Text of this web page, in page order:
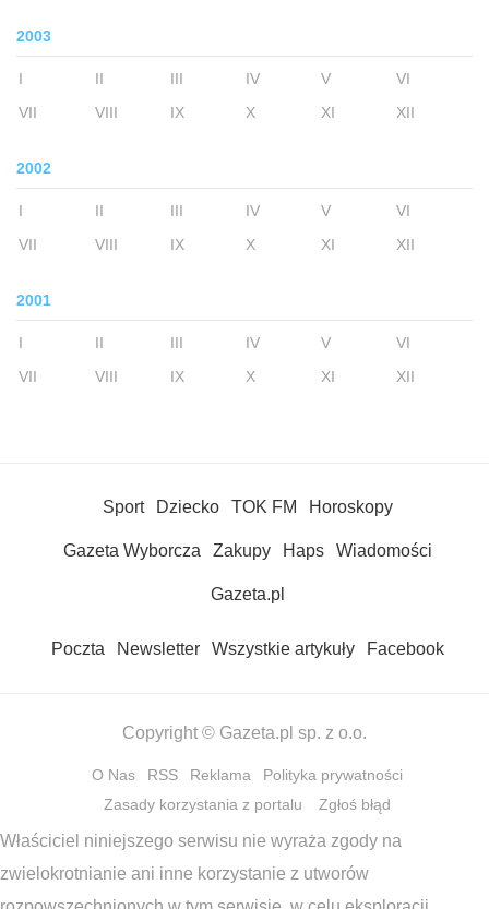
2003
I II III IV V
VI
VII
VIII IX X XI XII
2002
I II III IV V
VI
VII
VIII IX X XI XII
2001
I II III IV V
VI
VII
VIII IX X XI XII
Sport Dziecko TOK FM Horoskopy
Gazeta Wyborcza Zakupy Haps Wiadomości
Gazeta.pl
Poczta Newsletter Wszystkie artykuły Facebook
Copyright © Gazeta.pl sp. z o.o.
O Nas RSS Reklama
Polityka prywatności
Zasady korzystania z portalu
Zgłoś błąd
Właściciel niniejszego serwisu nie wyraża zgody na
zwielokrotnianie ani inne korzystanie z utworów